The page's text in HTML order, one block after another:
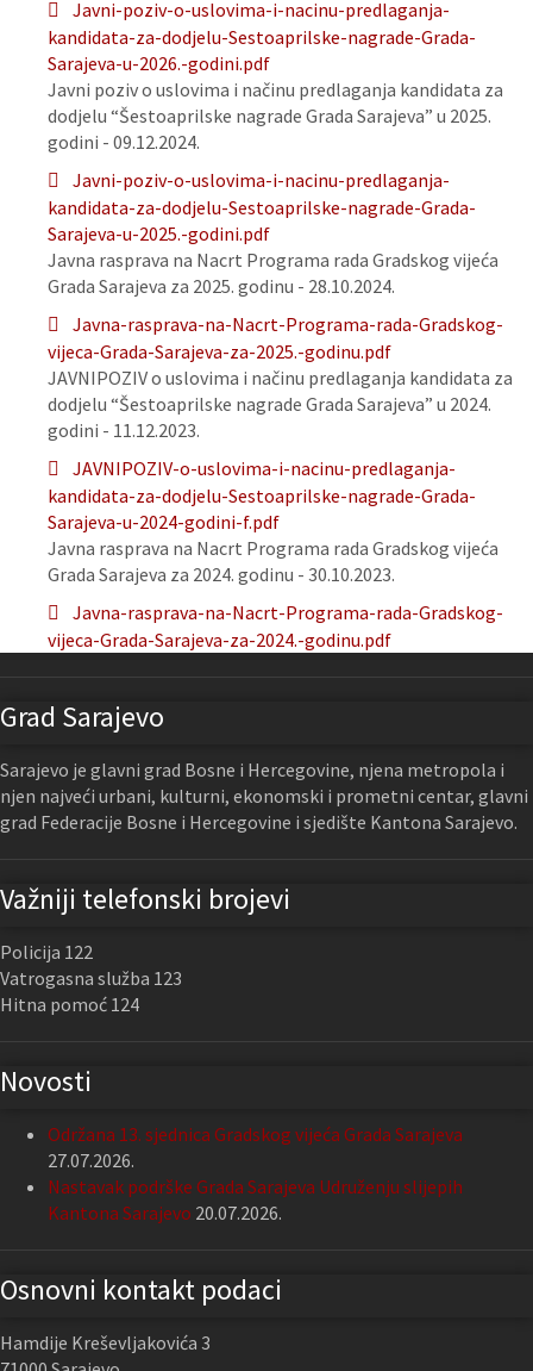
Javni-poziv-o-uslovima-i-nacinu-predlaganja-
kandidata-za-dodjelu-Sestoaprilske-nagrade-Grada-
Sarajeva-u-2026.-godini.pdf
Javni poziv o uslovima i načinu predlaganja kandidata za
dodjelu “Šestoaprilske nagrade Grada Sarajeva” u 2025.
godini - 09.12.2024.
Javni-poziv-o-uslovima-i-nacinu-predlaganja-
kandidata-za-dodjelu-Sestoaprilske-nagrade-Grada-
Sarajeva-u-2025.-godini.pdf
Javna rasprava na Nacrt Programa rada Gradskog vijeća
Grada Sarajeva za 2025. godinu - 28.10.2024.
Javna-rasprava-na-Nacrt-Programa-rada-Gradskog-
vijeca-Grada-Sarajeva-za-2025.-godinu.pdf
JAVNIPOZIV o uslovima i načinu predlaganja kandidata za
dodjelu “Šestoaprilske nagrade Grada Sarajeva” u 2024.
godini - 11.12.2023.
JAVNIPOZIV-o-uslovima-i-nacinu-predlaganja-
kandidata-za-dodjelu-Sestoaprilske-nagrade-Grada-
Sarajeva-u-2024-godini-f.pdf
Javna rasprava na Nacrt Programa rada Gradskog vijeća
Grada Sarajeva za 2024. godinu - 30.10.2023.
Javna-rasprava-na-Nacrt-Programa-rada-Gradskog-
vijeca-Grada-Sarajeva-za-2024.-godinu.pdf
Grad Sarajevo
Sarajevo je glavni grad Bosne i Hercegovine, njena metropola i
njen najveći urbani, kulturni, ekonomski i prometni centar, glavni
grad Federacije Bosne i Hercegovine i sjedište Kantona Sarajevo.
Važniji telefonski brojevi
Policija 122
Vatrogasna služba 123
Hitna pomoć 124
Novosti
Održana 13. sjednica Gradskog vijeća Grada Sarajeva
27.07.2026.
Nastavak podrške Grada Sarajeva Udruženju slijepih
Kantona Sarajevo 20.07.2026.
Osnovni kontakt podaci
Hamdije Kreševljakovića 3